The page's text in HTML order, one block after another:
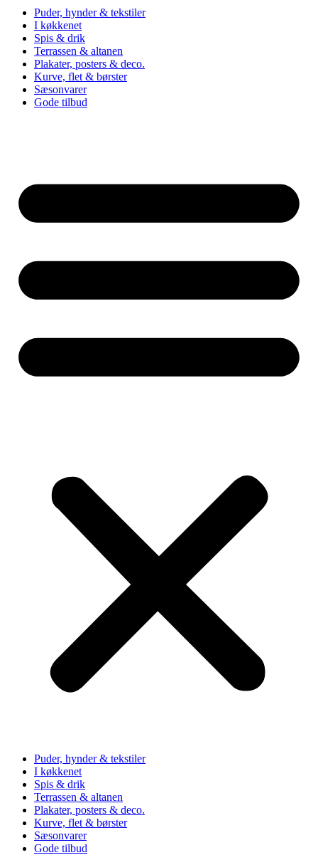
Puder, hynder & tekstiler
I køkkenet
Spis & drik
Terrassen & altanen
Plakater, posters & deco.
Kurve, flet & børster
Sæsonvarer
Gode tilbud
Puder, hynder & tekstiler
I køkkenet
Spis & drik
Terrassen & altanen
Plakater, posters & deco.
Kurve, flet & børster
Sæsonvarer
Gode tilbud